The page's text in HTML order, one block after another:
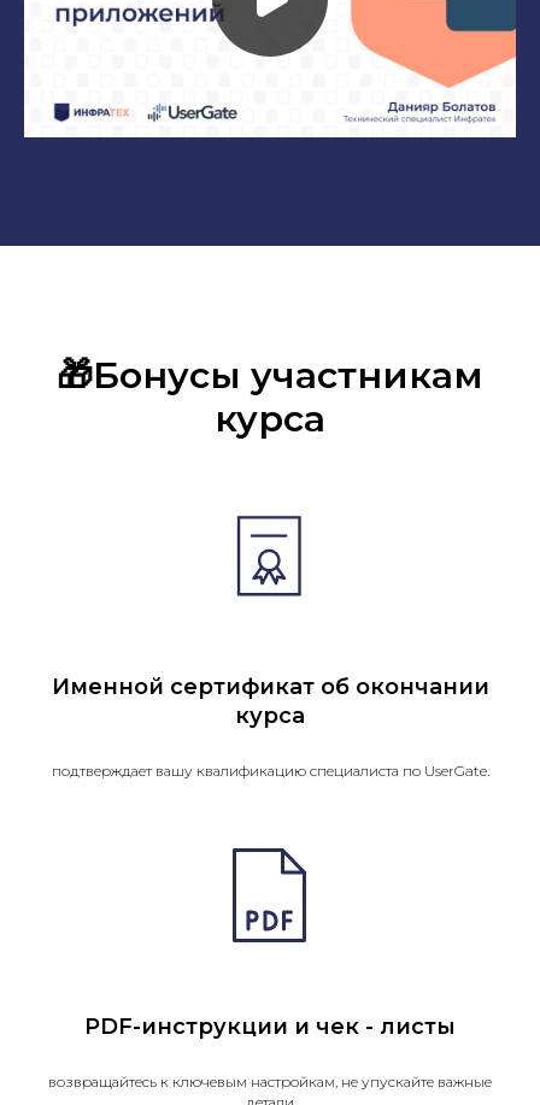
🎁Бонусы участникам
курса
Именной сертификат об окончании
курса
подтверждает вашу квалификацию специалиста по UserGate.
PDF-инструкции и чек - листы
возвращайтесь к ключевым настройкам, не упускайте важные